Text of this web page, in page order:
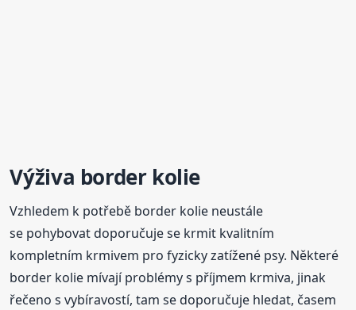
Výživa border kolie
Vzhledem k potřebě border kolie neustále
se pohybovat doporučuje se krmit kvalitním
kompletním krmivem pro fyzicky zatížené psy. Některé
border kolie mívají problémy s příjmem krmiva, jinak
řečeno s vybíravostí, tam se doporučuje hledat, časem